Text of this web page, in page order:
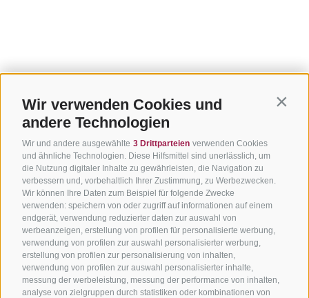
Wir verwenden Cookies und
andere Technologien
Wir und andere ausgewählte 3 Drittparteien verwenden Cookies
und ähnliche Technologien. Diese Hilfsmittel sind unerlässlich, um
die Nutzung digitaler Inhalte zu gewährleisten, die Navigation zu
verbessern und, vorbehaltlich Ihrer Zustimmung, zu Werbezwecken.
Wir können Ihre Daten zum Beispiel für folgende Zwecke
verwenden: speichern von oder zugriff auf informationen auf einem
endgerät, verwendung reduzierter daten zur auswahl von
werbeanzeigen, erstellung von profilen für personalisierte werbung,
verwendung von profilen zur auswahl personalisierter werbung,
erstellung von profilen zur personalisierung von inhalten,
verwendung von profilen zur auswahl personalisierter inhalte,
messung der werbeleistung, messung der performance von inhalten,
analyse von zielgruppen durch statistiken oder kombinationen von